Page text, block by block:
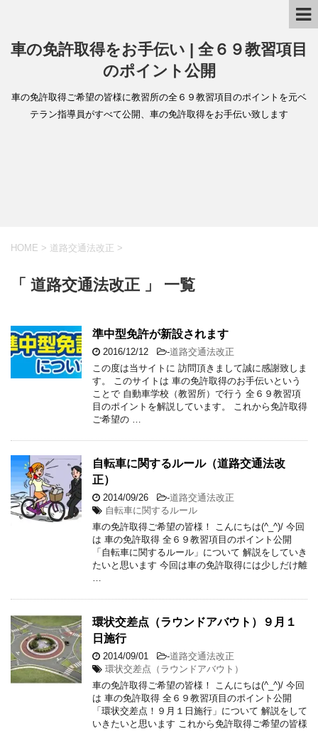
車の免許取得をお手伝い | 全６９教習項目
のポイント公開
車の免許取得ご希望の皆様に教習所の全６９教習項目のポイントを元ベ
テラン指導員がすべて公開、車の免許取得をお手伝い致します
HOME > 道路交通法改正 >
「 道路交通法改正 」 一覧
準中型免許が新設されます
2016/12/12 -道路交通法改正
この度は当サイトに 訪問頂きまして誠に感謝致しま
す。 このサイトは 車の免許取得のお手伝いという
ことで 自動車学校（教習所）で行う 全６９教習項
目のポイントを解説しています。 これから免許取得
ご希望の …
自転車に関するルール（道路交通法改
正）
2014/09/26 -道路交通法改正
自転車に関するルール
車の免許取得ご希望の皆様！ こんにちは(^_^)/ 今回
は 車の免許取得 全６９教習項目のポイント公開
「自転車に関するルール」について 解説をしていき
たいと思います 今回は車の免許取得には少しだけ離
環状交差点（ラウンドアバウト）９月１
日施行
2014/09/01 -道路交通法改正
環状交差点（ラウンドアバウト）
車の免許取得ご希望の皆様！ こんにちは(^_^)/ 今回
は 車の免許取得 全６９教習項目のポイント公開
「環状交差点！９月１日施行」について 解説をして
いきたいと思います これから免許取得ご希望の皆様